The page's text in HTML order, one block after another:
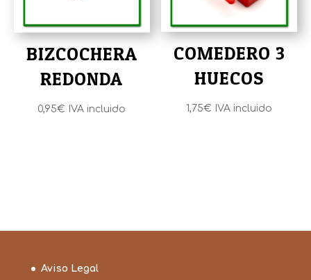
BIZCOCHERA
REDONDA
0,95€ IVA incluido
COMEDERO 3
HUECOS
1,75€ IVA incluido
Aviso Legal